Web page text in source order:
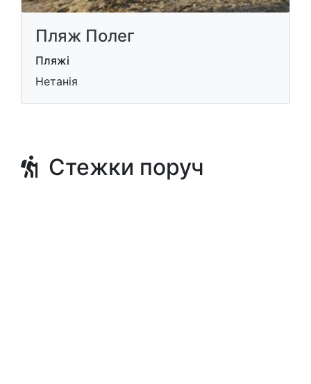
Пляж Полег
Пляжі
Нетанія
Стежки поруч